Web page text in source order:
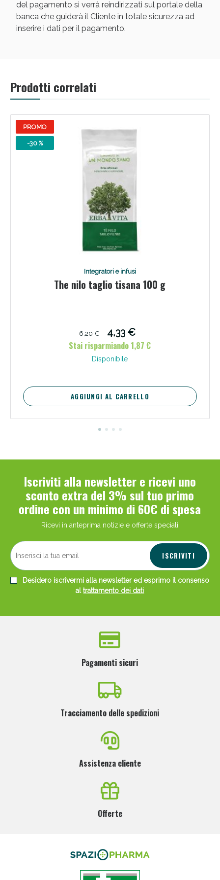
del pagamento si verrà reindirizzati sul portale della
banca che guiderà il Cliente in totale sicurezza ad
inserire i dati per il pagamento.
Prodotti correlati
PROMO
-30 %
Integratori e infusi
The nilo taglio tisana 100 g
6,20 €
4,33 €
Stai risparmiando 1,87 €
Disponibile
AGGIUNGI AL CARRELLO
Iscriviti alla newsletter e ricevi uno
sconto extra del 3% sul tuo primo
ordine con un minimo di 60€ di spesa
Ricevi in anteprima notizie e offerte speciali
ISCRIVITI
Desidero iscrivermi alla newsletter ed esprimo il consenso
altrattamento dei dati
Pagamenti sicuri
Tracciamento delle spedizioni
Assistenza cliente
Offerte